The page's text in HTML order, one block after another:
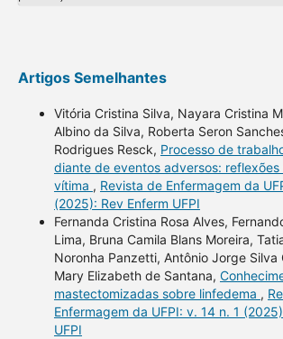
Artigos Semelhantes
Vitória Cristina Silva, Nayara Cristina
Albino da Silva, Roberta Seron
Rodrigues Resck, Processo de
diante de eventos adversos:
vítima , Revista de Enfermagem da
(2025): Rev Enferm UFPI
Fernanda Cristina Rosa Alves,
Lima, Bruna Camila Blans Moreira,
Noronha Panzetti, Antônio Jorge Silva
Mary Elizabeth de Santana,
mastectomizadas sobre linfedema ,
Enfermagem da UFPI: v. 14 n. 1
UFPI